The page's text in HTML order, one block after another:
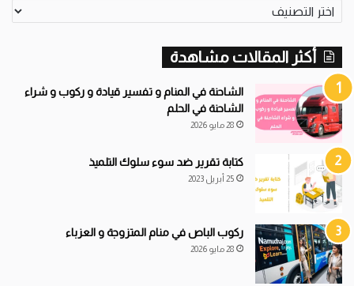
تصنيفات
أكثر المقالات مشاهدة
الشاحنة في المنام و تفسير قيادة و ركوب و شراء
الشاحنة في الحلم
28 مايو 2026
كتابة تقرير ضد سوء سلوك التلميذ
25 أبريل 2023
ركوب الباص في منام المتزوجة و العزباء
28 مايو 2026